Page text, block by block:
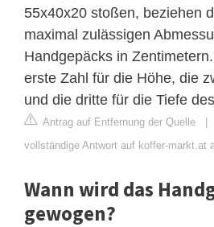
55x40x20 stoßen, beziehen
maximal zulässigen
Handgepäcks in
erste Zahl für die Höhe, die
und die dritte für die Tiefe
Antrag auf Entfernung der Quelle |
vollständige Antwort auf koffer-markt.at
Wann wird das
gewogen?